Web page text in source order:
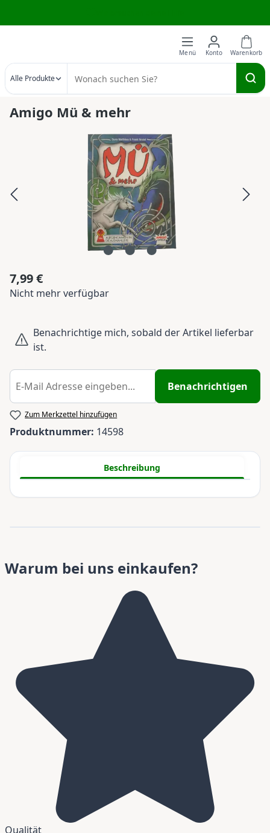
Alle Produkte
Amigo Mü & mehr
Bildergalerie überspringen
Regulärer Preis:
7,99 €
Nicht mehr verfügbar
Benachrichtige mich, sobald der Artikel lieferbar
ist.
Benachrichtigen
Zum Merkzettel hinzufügen
Produktnummer: 14598
Beschreibung
Warum bei uns einkaufen?
Qualität